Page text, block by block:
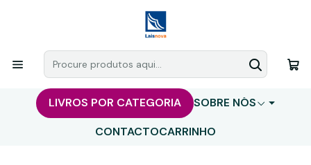
LIVROS POR CATEGORIA
SOBRE NÓS
CONTACTOCARRINHO